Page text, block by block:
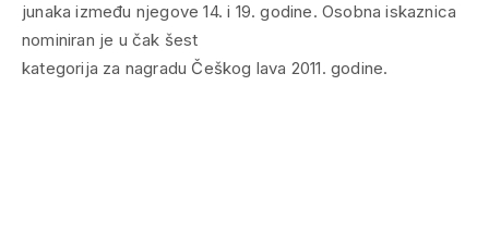
junaka između njegove 14. i 19. godine. Osobna iskaznica
nominiran je u čak šest
kategorija za nagradu Češkog lava 2011. godine.